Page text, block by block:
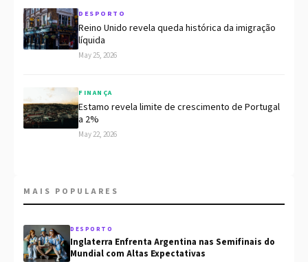
DESPORTO
Reino Unido revela queda histórica da imigração
líquida
May 25, 2026
FINANÇA
Estamo revela limite de crescimento de Portugal
a 2%
May 22, 2026
MAIS POPULARES
DESPORTO
Inglaterra Enfrenta Argentina nas Semifinais do
Mundial com Altas Expectativas